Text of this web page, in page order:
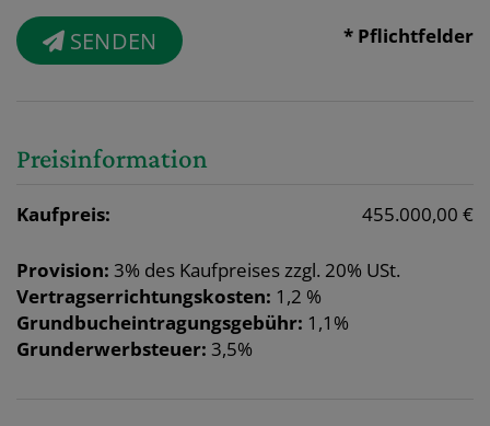
SENDEN * Pflichtfelder
Preisinformation
Kaufpreis: 455.000,00 €
Provision: 3% des Kaufpreises zzgl. 20% USt.
Vertragserrichtungskosten: 1,2 %
Grundbucheintragungsgebühr: 1,1%
Grunderwerbsteuer: 3,5%